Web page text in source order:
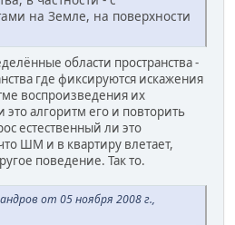
на Земле, на поверхности
области пространства -
где фиксируются искажения
воспроизведения их
это алгоритм его и повторить
естественный ли это
ШМ и в квартиру влетает,
поведение. Так то.
от 05 ноября 2008 г.,